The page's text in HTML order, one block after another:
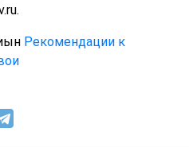
Рекомендации к